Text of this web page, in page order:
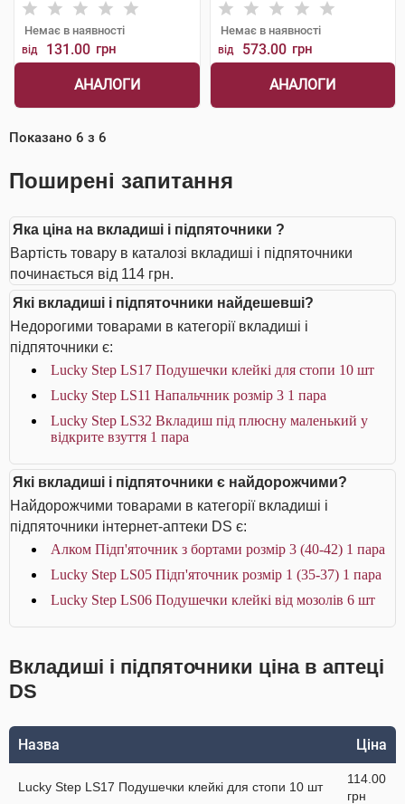
Немає в наявності
від 131.00 грн
АНАЛОГИ
Немає в наявності
від 573.00 грн
АНАЛОГИ
Показано 6 з 6
Поширені запитання
Яка ціна на вкладиші і підпяточники ?
Вартість товару в каталозі вкладиші і підпяточники
починається від 114 грн.
Які вкладиші і підпяточники найдешевші?
Недорогими товарами в категорії вкладиші і
підпяточники є:
Lucky Step LS17 Подушечки клейкі для стопи 10 шт
Lucky Step LS11 Напальчник розмір 3 1 пара
Lucky Step LS32 Вкладиш під плюсну маленький у
відкрите взуття 1 пара
Які вкладиші і підпяточники є найдорожчими?
Найдорожчими товарами в категорії вкладиші і
підпяточники інтернет-аптеки DS є:
Алком Підп'яточник з бортами розмір 3 (40-42) 1 пара
Lucky Step LS05 Підп'яточник розмір 1 (35-37) 1 пара
Lucky Step LS06 Подушечки клейкі від мозолів 6 шт
Вкладиші і підпяточники ціна в аптеці
DS
Назва Ціна
Lucky Step LS17 Подушечки клейкі для стопи 10 шт
114.00
грн